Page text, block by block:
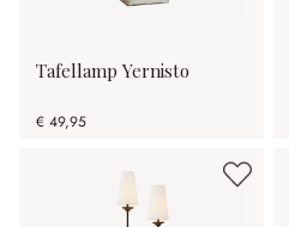
Tafellamp Yernisto
€ 49,95